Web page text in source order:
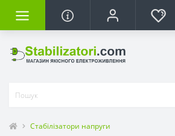
Стабілізатори напруги